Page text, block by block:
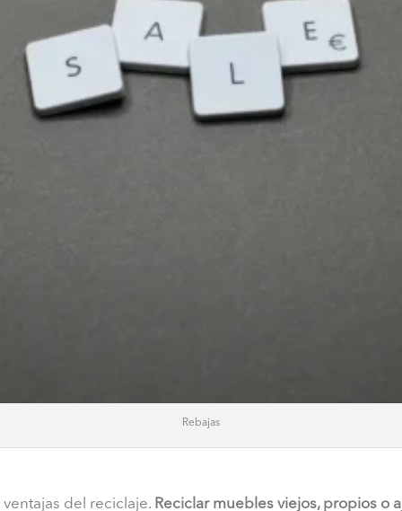
Rebajas
del reciclaje. Reciclar muebles viejos, propios o